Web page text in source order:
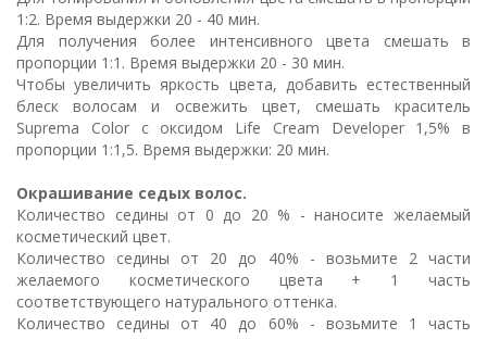
1:2. Время выдержки 20 - 40 мин.
Для получения более интенсивного цвета смешать в
пропорции 1:1. Время выдержки 20 - 30 мин.
Чтобы увеличить яркость цвета, добавить естественный
блеск волосам и освежить цвет, смешать краситель
Suprema Color с оксидом Life Cream Developer 1,5% в
пропорции 1:1,5. Время выдержки: 20 мин.
Окрашивание седых волос.
Количество седины от 0 до 20 % - наносите желаемый
косметический цвет.
Количество седины от 20 до 40% - возьмите 2 части
желаемого косметического цвета + 1 часть
соответствующего натурального оттенка.
Количество седины от 40 до 60% - возьмите 1 часть